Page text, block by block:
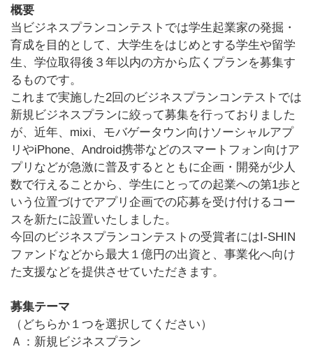
概要
当ビジネスプランコンテストでは学生起業家の発掘・
育成を目的として、大学生をはじめとする学生や留学
生、学位取得後３年以内の方から広くプランを募集す
るものです。
これまで実施した2回のビジネスプランコンテストでは
新規ビジネスプランに絞って募集を行っておりました
が、近年、mixi、モバゲータウン向けソーシャルアプ
リやiPhone、Android携帯などのスマートフォン向けア
プリなどが急激に普及するとともに企画・開発が少人
数で行えることから、学生にとっての起業への第1歩と
いう位置づけでアプリ企画での応募を受け付けるコー
スを新たに設置いたしました。
今回のビジネスプランコンテストの受賞者にはI-SHIN
ファンドなどから最大１億円の出資と、事業化へ向け
た支援などを提供させていただきます。
募集テーマ
（どちらか１つを選択してください）
Ａ：新規ビジネスプラン